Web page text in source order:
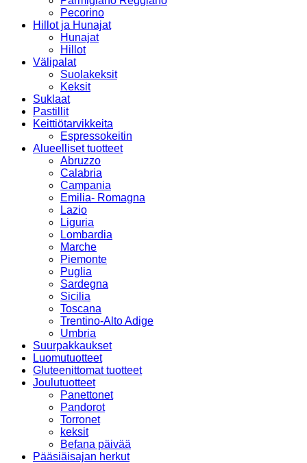
Pecorino
Hillot ja Hunajat
Hunajat
Hillot
Välipalat
Suolakeksit
Keksit
Suklaat
Pastillit
Keittiötarvikkeita
Espressokeitin
Alueelliset tuotteet
Abruzzo
Calabria
Campania
Emilia- Romagna
Lazio
Liguria
Lombardia
Marche
Piemonte
Puglia
Sardegna
Sicilia
Toscana
Trentino-Alto Adige
Umbria
Suurpakkaukset
Luomutuotteet
Gluteenittomat tuotteet
Joulutuotteet
Panettonet
Pandorot
Torronet
keksit
Befana päivää
Pääsiäisajan herkut